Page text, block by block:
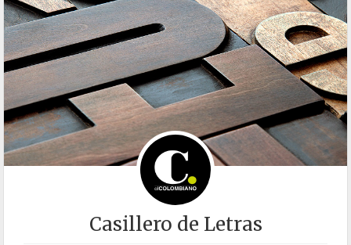
Casillero de Letras